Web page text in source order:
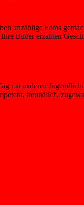
unzählige Fotos
Bilder erzählen
mit anderen
freundlich,